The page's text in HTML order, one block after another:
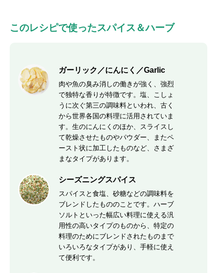
このレシピで使ったスパイス＆ハーブ
ガーリック／にんにく／Garlic
肉や魚の臭み消しの働きが強く、強烈
で独特な香りが特徴です。塩、こしょ
うに次ぐ第三の調味料といわれ、古く
から世界各国の料理に活用されていま
す。生のにんにくのほか、スライスし
て乾燥させたものやパウダー、またペ
ースト状に加工したものなど、さまざ
まなタイプがあります。
シーズニングスパイス
スパイスと食塩、砂糖などの調味料を
ブレンドしたもののことです。ハーブ
ソルトといった幅広い料理に使える汎
用性の高いタイプのものから、特定の
料理のためにブレンドされたものまで
いろいろなタイプがあり、手軽に使え
て便利です。